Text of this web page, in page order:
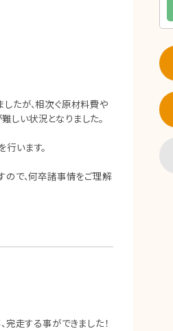
たが、相次ぐ原材料費や
い状況となりました。
います。
ので、何卒諸事情をご理解
完走する事ができました！